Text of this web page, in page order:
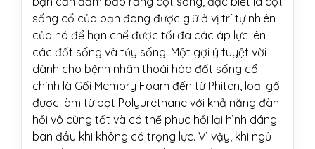
sống cổ của bạn đang được giữ ở vị trí tự nhiên
của nó để hạn chế được tối đa các áp lực lên
các đốt sống và tủy sống. Một gợi ý tuyệt vời
dành cho bệnh nhân thoái hóa đốt sống cổ
chính là Gối Memory Foam đến từ Phiten, loại gối
được làm từ bọt Polyurethane với khả năng đàn
hồi vô cùng tốt và có thể phục hồi lại hình dáng
ban đầu khi không có trọng lực. Vì vậy, khi ngủ